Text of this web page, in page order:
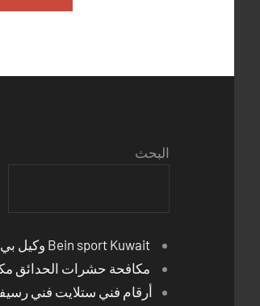
البحث
Bein sport Kuwait وكيل بي ان سبورت المنطقة العاشرة
مكافحة حشرات الحدائق
أرقام فني ستلايت فني